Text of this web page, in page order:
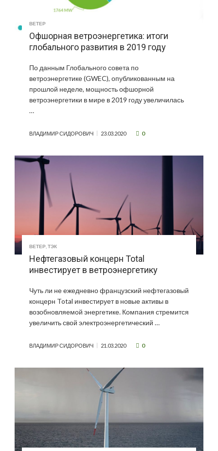
ВЕТЕР
Офшорная ветроэнергетика: итоги
глобального развития в 2019 году
По данным Глобального совета по
ветроэнергетике (GWEC), опубликованным на
прошлой неделе, мощность офшорной
ветроэнергетики в мире в 2019 году увеличилась
…
ВЛАДИМИР СИДОРОВИЧ 23.03.2020 0
ВЕТЕР,ТЭК
Нефтегазовый концерн Total
инвестирует в ветроэнергетику
Чуть ли не ежедневно французский нефтегазовый
концерн Total инвестирует в новые активы в
возобновляемой энергетике. Компания стремится
увеличить свой электроэнергетический …
ВЛАДИМИР СИДОРОВИЧ 21.03.2020 0